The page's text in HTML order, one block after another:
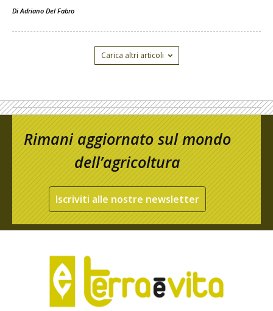
DiAdriano Del Fabro
Carica altri articoli
Rimani aggiornato sul mondo
dell’agricoltura
Iscriviti alle nostre newsletter